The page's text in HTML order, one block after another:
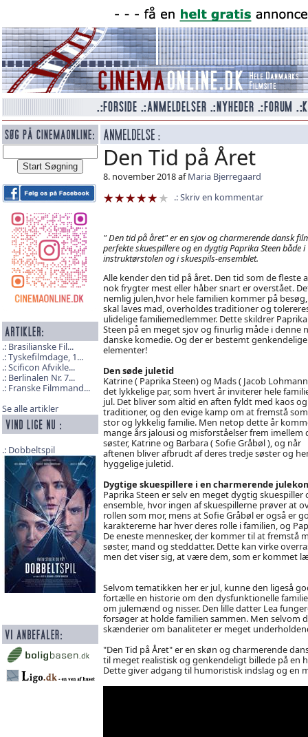
Brasilianske Fil...
Tyskefilmdage, 1...
Scificon Afvikle...
Berlinalen Nr. 7...
Franske Filmmand...
Se alle artikler
Dobbeltspil
Den Tid på Året
8. november 2018 afMaria Bjerregaard
Skriv en kommentar
" Den tid på året" er en sjov og charmerende dansk
perfekte skuespillere og en dygtig Paprika Steen både i
instruktørstolen og i skuespils-ensemblet.
Alle kender den tid på året. Den tid som de fleste
nok frygter mest eller håber snart er overstået.
nemlig julen,hvor hele familien kommer på
skal laves mad, overholdes traditioner og
ulidelige familiemedlemmer. Dette skildrer Paprika
Steen på en meget sjov og finurlig måde i denne
danske komedie. Og der er bestemt genkendelige
elementer!
Den søde juletid
Katrine ( Paprika Steen) og Mads ( Jacob
det lykkelige par, som hvert år inviterer hele
jul. Det bliver som altid en aften fyldt med kaos og
traditioner, og den evige kamp om at fremstå
stor og lykkelig familie. Men netop dette år
mange års jalousi og misforståelser frem imellem
søster, Katrine og Barbara ( Sofie Gråbøl ), og når
aftenen bliver afbrudt af deres tredje søster og
hyggelige juletid.
Dygtige skuespillere i en charmerende
Paprika Steen er selv en meget dygtig
ensemble, hvor ingen af skuespillerne prøver at
rollen som mor, mens at Sofie Gråbøl er også er
karaktererne har hver deres rolle i familien, og
De eneste mennesker, der kommer til at fremstå
søster, mand og steddatter. Dette kan virke
men det viser sig, at være dem, som er kommet
Selvom tematikken her er jul, kunne den ligeså
fortælle en historie om den dysfunktionelle
om julemænd og nisser. Den lille datter Lea
forsøger at holde familien sammen. Men selvom
skænderier om banaliteter er meget
"Den Tid på Året" er en skøn og charmerende
til meget realistisk og genkendeligt billede på en
Dette giver adgang til humoristisk indslag og en